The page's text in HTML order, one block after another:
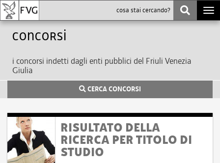
Concorsi
i concorsi indetti dagli enti pubblici del Friuli Venezia
Giulia
CERCA CONCORSI
RISULTATO DELLA
RICERCA PER TITOLO DI
STUDIO